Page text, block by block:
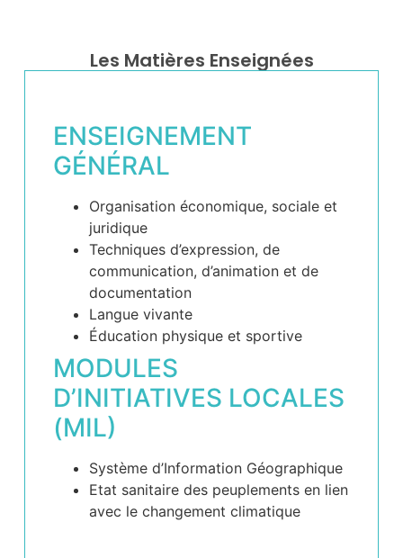
Les Matières Enseignées
ENSEIGNEMENT
GÉNÉRAL
Organisation économique, sociale et
juridique
Techniques d’expression, de
communication, d’animation et de
documentation
Langue vivante
Éducation physique et sportive
MODULES
D’INITIATIVES LOCALES
(MIL)
Système d’Information Géographique
Etat sanitaire des peuplements en lien
avec le changement climatique